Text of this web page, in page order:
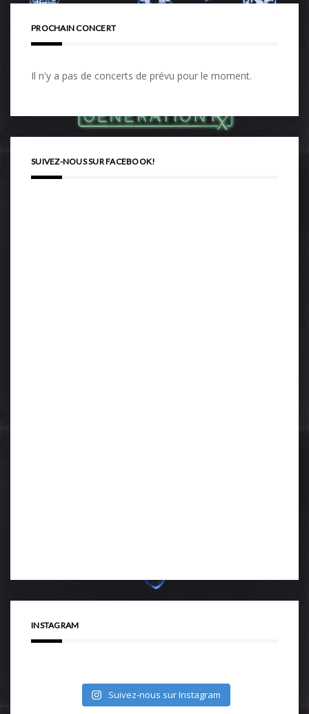
PROCHAIN CONCERT
Il n'y a pas de concerts de prévu pour le moment.
SUIVEZ-NOUS SUR FACEBOOK!
INSTAGRAM
Suivez-nous sur Instagram